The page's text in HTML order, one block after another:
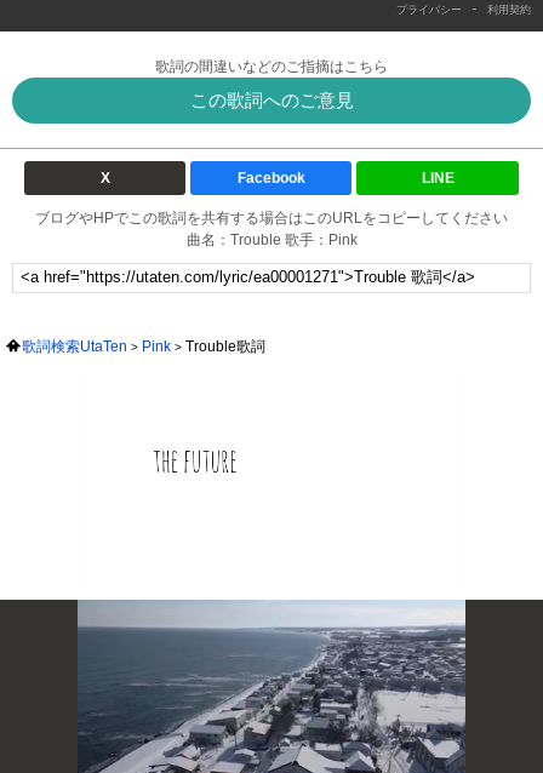
プライバシー - 利用契約
歌詞の間違いなどのご指摘はこちら
この歌詞へのご意見
X Facebook LINE
ブログやHPでこの歌詞を共有する場合はこのURLをコピーしてください
曲名：Trouble 歌手：Pink
歌詞検索UtaTen Pink Trouble歌詞